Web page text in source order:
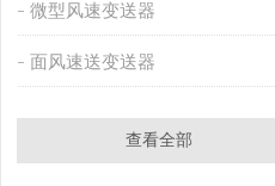
微型风速变送器
面风速送变送器
查看全部